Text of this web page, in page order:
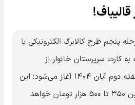
پنجم طرح کالابرگ الکترونیکی با
به کارت سرپرستان خانوار از
دهک‌های ۱ تا ۷ در هفته دوم آبان ۱۴۰۴ آغاز می‌شود؛ این
مبلغ به ازای هر نفر بین ۳۵۰ تا ۵۰۰ هزار تومان خواهد